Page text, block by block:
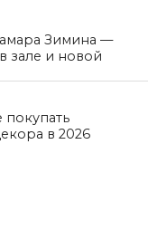
Зимина —
зале и новой
покупать
в 2026